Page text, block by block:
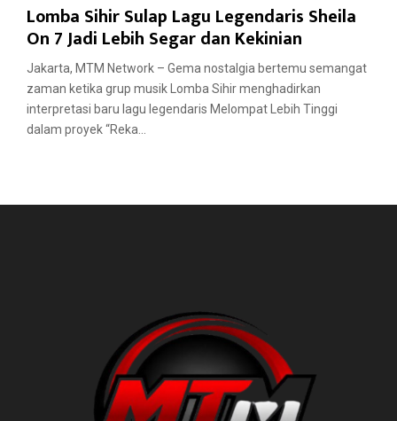
Lomba Sihir Sulap Lagu Legendaris Sheila
On 7 Jadi Lebih Segar dan Kekinian
Jakarta, MTM Network – Gema nostalgia bertemu semangat
zaman ketika grup musik Lomba Sihir menghadirkan
interpretasi baru lagu legendaris Melompat Lebih Tinggi
dalam proyek “Reka...